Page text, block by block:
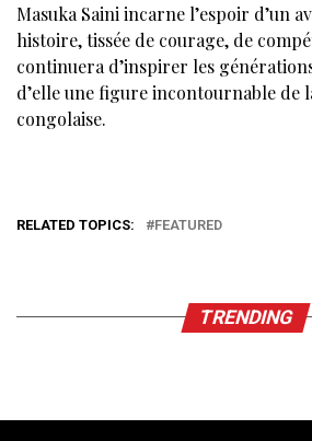
Masuka Saini incarne l’espoir d’un
histoire, tissée de courage, de
continuera d’inspirer les
d’elle une figure incontournable de
congolaise.
RELATED TOPICS: FEATURED
TRENDING